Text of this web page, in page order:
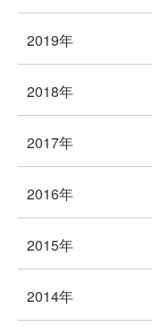
2019年
2018年
2017年
2016年
2015年
2014年